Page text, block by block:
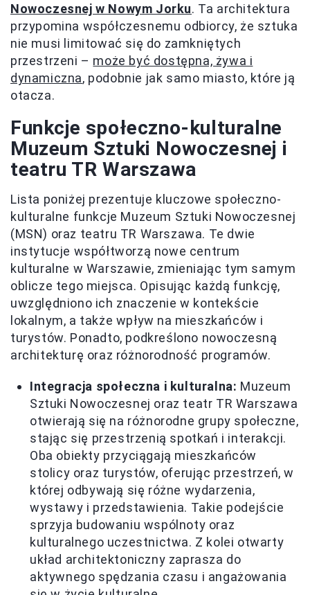
Nowoczesnej w Nowym Jorku. Ta architektura
przypomina współczesnemu odbiorcy, że sztuka
nie musi limitować się do zamkniętych
przestrzeni – może być dostępna, żywa i
dynamiczna, podobnie jak samo miasto, które ją
otacza.
Funkcje społeczno-kulturalne
Muzeum Sztuki Nowoczesnej i
teatru TR Warszawa
Lista poniżej prezentuje kluczowe społeczno-
kulturalne funkcje Muzeum Sztuki Nowoczesnej
(MSN) oraz teatru TR Warszawa. Te dwie
instytucje współtworzą nowe centrum
kulturalne w Warszawie, zmieniając tym samym
oblicze tego miejsca. Opisując każdą funkcję,
uwzględniono ich znaczenie w kontekście
lokalnym, a także wpływ na mieszkańców i
turystów. Ponadto, podkreślono nowoczesną
architekturę oraz różnorodność programów.
Integracja społeczna i kulturalna: Muzeum
Sztuki Nowoczesnej oraz teatr TR Warszawa
otwierają się na różnorodne grupy społeczne,
stając się przestrzenią spotkań i interakcji.
Oba obiekty przyciągają mieszkańców
stolicy oraz turystów, oferując przestrzeń, w
której odbywają się różne wydarzenia,
wystawy i przedstawienia. Takie podejście
sprzyja budowaniu wspólnoty oraz
kulturalnego uczestnictwa. Z kolei otwarty
układ architektoniczny zaprasza do
aktywnego spędzania czasu i angażowania